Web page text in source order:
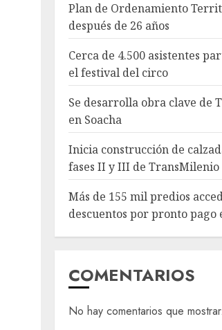
Plan de Ordenamiento
después de 26 años
Cerca de 4.500 asistentes
el festival del circo
Se desarrolla obra clave de
en Soacha
Inicia construcción de
fases II y III de TransMilenio
Más de 155 mil predios
descuentos por pronto pago
COMENTARIOS
No hay comentarios que mostrar.